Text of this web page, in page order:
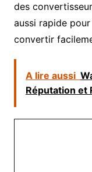
des
aussi rapide
convertir
A lire aussi
Réputation et